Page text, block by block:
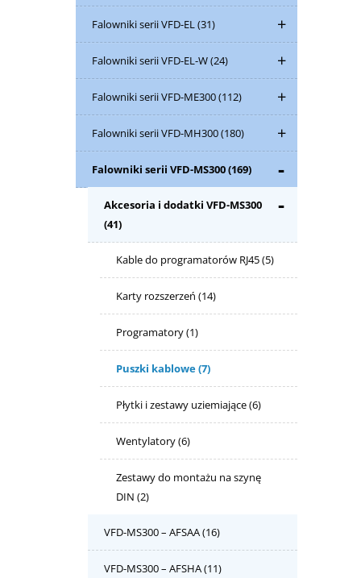
Falowniki serii VFD-EL (31)
Falowniki serii VFD-EL-W(24)
Falowniki serii VFD-ME300(112)
Falowniki serii VFD-MH300(180)
Falowniki serii VFD-MS300(169)
Akcesoria i dodatki VFD-MS300
(41)
Kable do programatorów RJ45(5)
Karty rozszerzeń (14)
Programatory(1)
Puszki kablowe(7)
Płytki i zestawy uziemiające(6)
Wentylatory(6)
Zestawy do montażu na szynę
DIN (2)
VFD-MS300 – AFSAA(16)
VFD-MS300 – AFSHA(11)